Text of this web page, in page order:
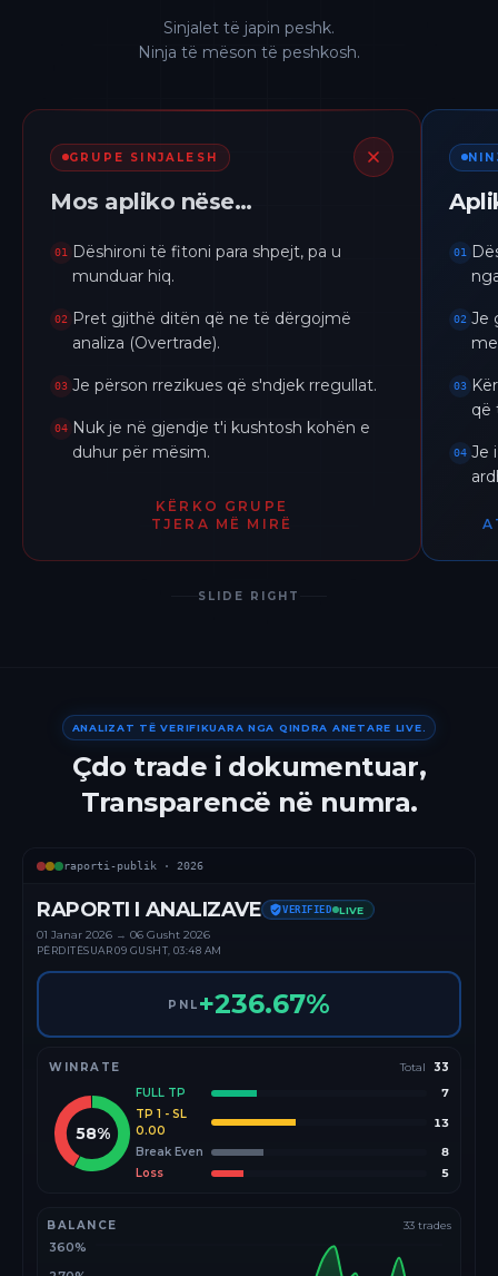
Sinjalet të japin peshk.
Ninja të mëson të peshkosh.
GRUPE SINJALESH
Mos apliko nëse…
01
Dëshironi të fitoni para shpejt, pa u
munduar hiq.
02
Pret gjithë ditën që ne të dërgojmë
analiza (Overtrade).
03 Je përson rrezikues që s'ndjek rregullat.
04 Nuk je në gjendje t'i kushtosh kohën e
duhur për mësim.
KËRKO GRUPE
TJERA MË MIRË
01
02 Je
03
që
04 Je
SLIDE RIGHT
ANALIZAT TË VERIFIKUARA NGA QINDRA ANETARE LIVE.
Çdo trade i dokumentuar,
Transparencë në numra.
raporti-publik · 2026
RAPORTI I ANALIZAVE VERIFIED LIVE
01 Janar 2026 → 06 Gusht 2026
PËRDITËSUAR09 GUSHT, 03:48 AM
PNL +236.67%
WINRATE Total 33
58%
FULL TP
7
TP 1 - SL
0.00
13
Break Even
8
Loss
5
BALANCE 33 trades
360%